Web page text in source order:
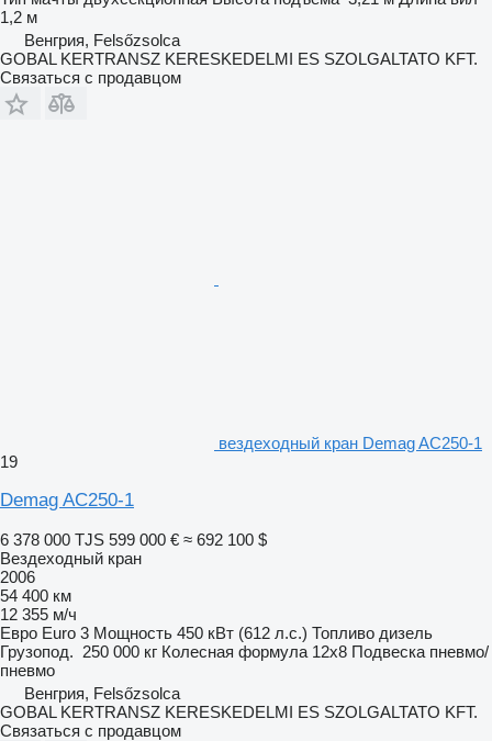
1,2 м
Венгрия, Felsőzsolca
GOBAL KERTRANSZ KERESKEDELMI ES SZOLGALTATO KFT.
Связаться с продавцом
вездеходный кран Demag AC250-1
19
Demag AC250-1
6 378 000 TJS 599 000 € ≈ 692 100 $
Вездеходный кран
2006
54 400 км
12 355 м/ч
Евро Euro 3 Мощность 450 кВт (612 л.с.) Топливо дизель
Грузопод. 250 000 кг Колесная формула 12x8 Подвеска пневмо/
пневмо
Венгрия, Felsőzsolca
GOBAL KERTRANSZ KERESKEDELMI ES SZOLGALTATO KFT.
Связаться с продавцом